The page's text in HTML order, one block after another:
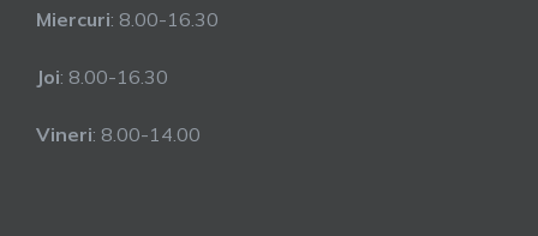
Miercuri: 8.00-16.30
Joi: 8.00-16.30
Vineri: 8.00-14.00